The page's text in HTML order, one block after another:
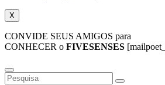
X
CONVIDE SEUS AMIGOS para
CONHECER o FIVESENSES